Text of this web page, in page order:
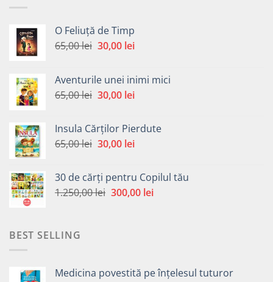
O Feliuță de Timp
65,00lei Prețul
fost:
65,00 lei.
30,00 leiPrețul
30,00 lei.
Aventurile unei inimi mici
65,00lei Prețul
fost:
65,00 lei.
30,00 leiPrețul
30,00 lei.
Insula Cărților Pierdute
65,00lei Prețul
fost:
65,00 lei.
30,00 leiPrețul
30,00 lei.
30 de cărți pentru Copilul tău
1.250,00lei Prețul
300,00 leiPrețul
BEST SELLING
Medicina povestită pe înțelesul tuturor